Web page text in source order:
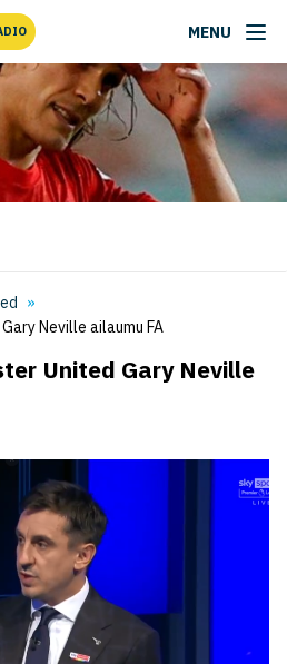
MENU
Neville ailaumu FA
United Gary Neville